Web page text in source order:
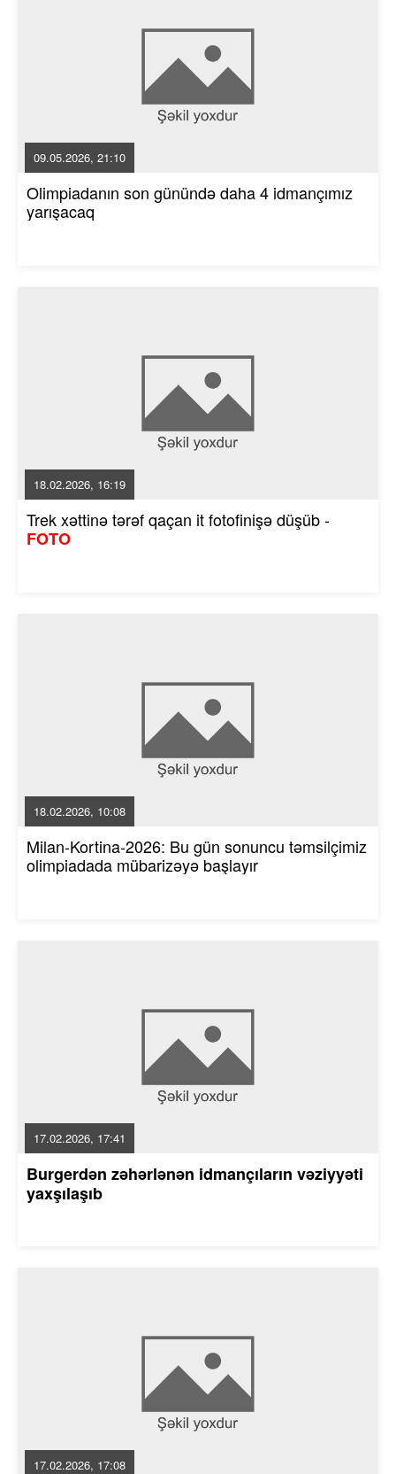
09.05.2026, 21:10
Olimpiadanın son günündə daha 4 idmançımız
yarışacaq
18.02.2026, 16:19
Trek xəttinə tərəf qaçan it fotofinişə düşüb -
FOTO
18.02.2026, 10:08
Milan-Kortina-2026: Bu gün sonuncu təmsilçimiz
olimpiadada mübarizəyə başlayır
17.02.2026, 17:41
Burgerdən zəhərlənən idmançıların vəziyyəti
yaxşılaşıb
17.02.2026, 17:08